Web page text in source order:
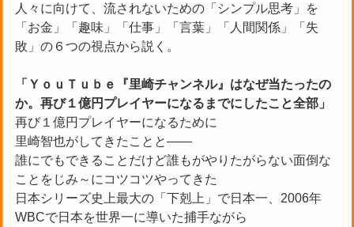
人々に向けて、流されないための「シンプル思考」を
「お金」「趣味」「仕事」「言葉」「人間関係」「失
敗」の６つの視点から説く。
「ＹｏｕＴｕｂｅ『里崎チャンネル』はなぜ当たったの
か。再び１億円プレイヤーになるまでにしたこと全部」
再び１億円プレイヤーになるために
里崎智也がしてきたことと――
誰にでもできることだけど誰もがやりたがらない面倒な
ことをじみ～にコツコツやってきた
日本シリーズ史上最大の「下剋上」で日本一、2006年
WBCで日本を世界一に導いた捕手ながら